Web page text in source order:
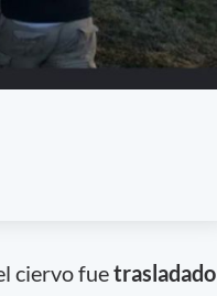
ciervo fuetrasladado